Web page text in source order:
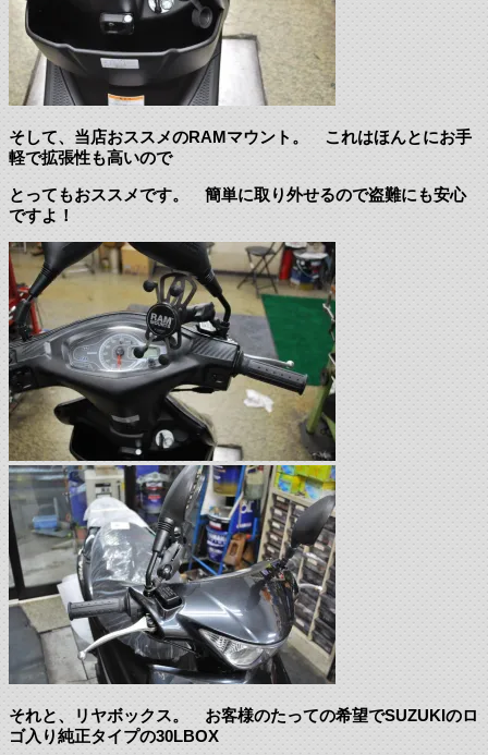
そして、当店おススメのRAMマウント。 これはほんとにお手
軽で拡張性も高いので
とってもおススメです。 簡単に取り外せるので盗難にも安心
ですよ！
それと、リヤボックス。 お客様のたっての希望でSUZUKIのロ
ゴ入り純正タイプの30LBOX